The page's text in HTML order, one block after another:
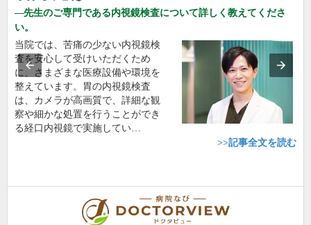
先生のご専門である内視鏡検査について詳しく教えてくださ
い。
当院では、苦痛の少ない内視鏡検
査を安心して受けいただくため
に、さまざまな医療設備や環境を
整えています。胃の内視鏡検査
は、カメラが高画質で、詳細な観
察や細かな処置を行うことができ
る経口内視鏡で実施してい…
>>記事全文を読む